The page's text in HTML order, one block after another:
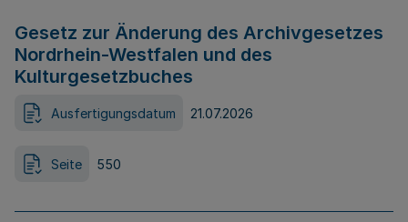
Gesetz zur Änderung des Archivgesetzes
Nordrhein-Westfalen und des
Kulturgesetzbuches
Ausfertigungsdatum 21.07.2026
Seite 550